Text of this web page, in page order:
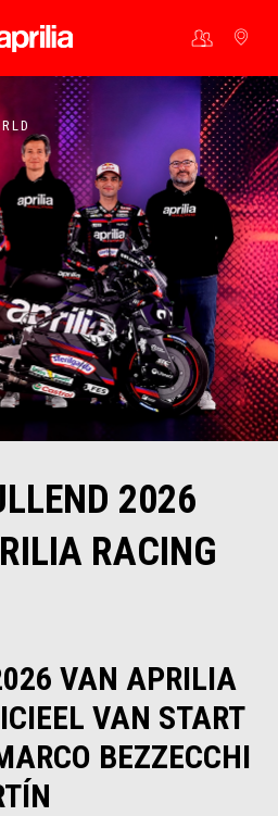
Ga naar de hoofdcontent
2026
RACING
VAN APRILIA
VAN START
BEZZECCHI